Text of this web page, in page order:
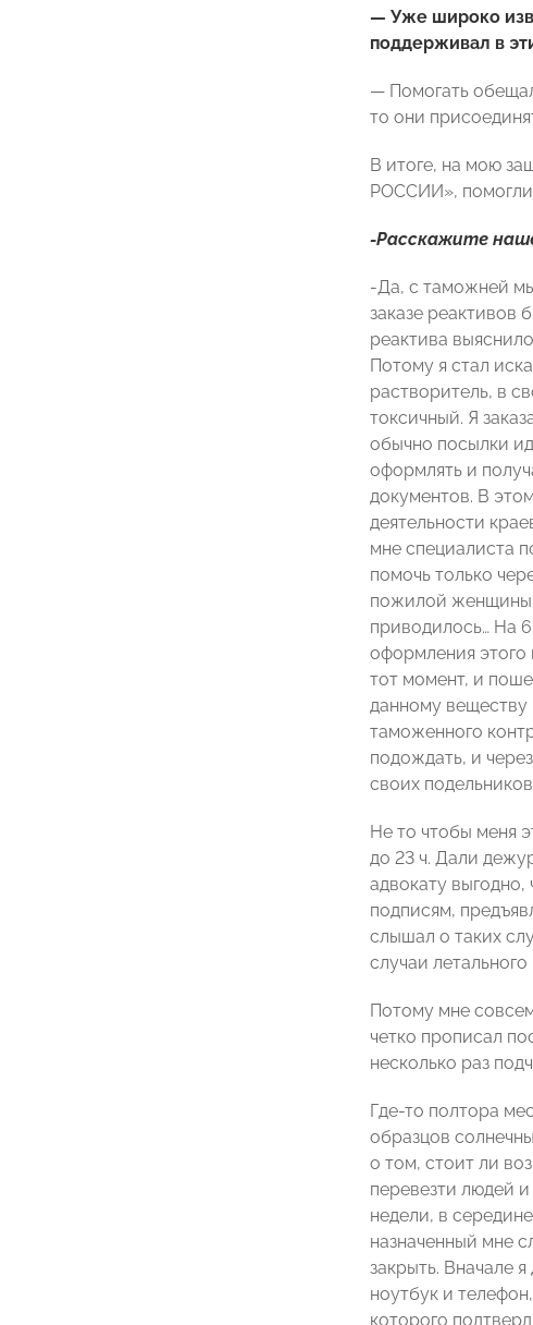
— Уже широко
поддерживал в
— Помогать
то они
В итоге, на мою
РОССИИ», помогли
-Расскажите
-Да, с таможней
заказе реактивов
реактива
Потому я стал
растворитель, в
токсичный. Я
обычно посылки
оформлять и
документов. В
деятельности
мне специалиста
помочь только
пожилой женщины,
приводилось… На
оформления этого
тот момент, и
данному веществу
таможенного
подождать, и
своих
Не то чтобы меня
до 23 ч. Дали
адвокату
подписям,
слышал о таких
случаи
Потому мне
четко прописал
несколько раз
Где-то полтора
образцов
о том, стоит ли
перевезти людей
недели, в
назначенный мне
закрыть. Вначале
ноутбук и
которого